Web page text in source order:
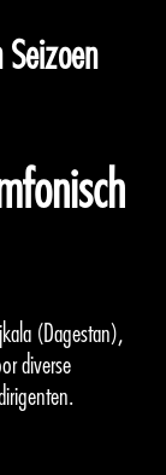
Seizoen
(Dagestan),
diverse